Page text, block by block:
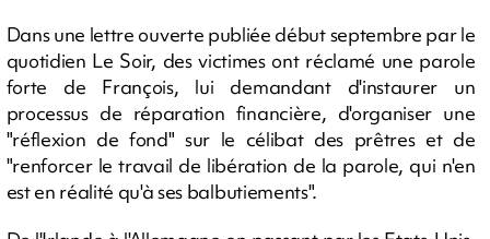
Dans une lettre ouverte publiée début septembre par le
quotidien Le Soir, des victimes ont réclamé une parole
forte de François, lui demandant d'instaurer un
processus de réparation financière, d'organiser une
"réflexion de fond" sur le célibat des prêtres et de
"renforcer le travail de libération de la parole, qui n'en
est en réalité qu'à ses balbutiements".